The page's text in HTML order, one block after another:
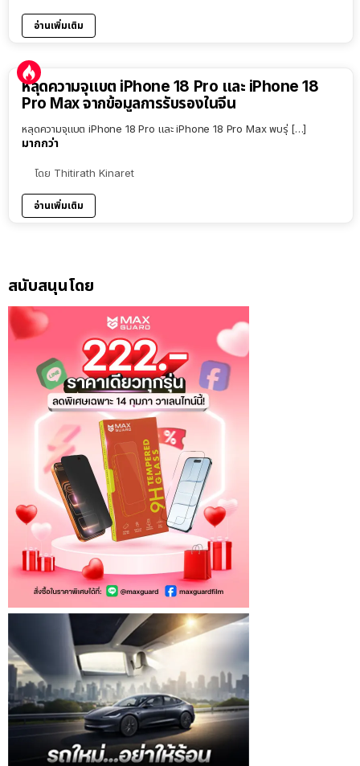
อ่านเพิ่มเติม
หลุดความจุแบต iPhone 18 Pro และ iPhone 18
Pro Max จากข้อมูลการรับรองในจีน
หลุดความจุแบต iPhone 18 Pro และ iPhone 18 Pro Max พบรุ่ […]
มากกว่า
โดย Thitirath Kinaret
อ่านเพิ่มเติม
สนับสนุนโดย